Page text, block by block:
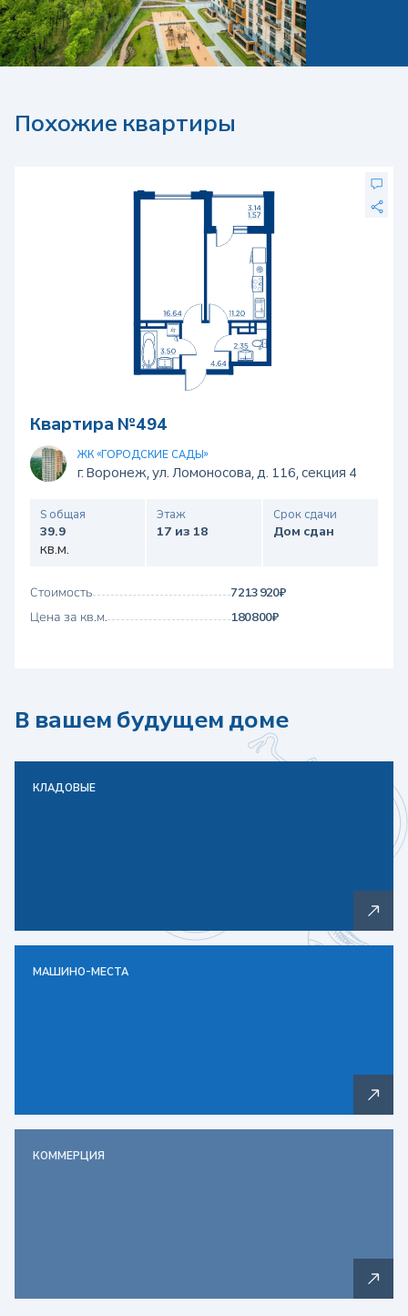
Похожие квартиры
Квартира №494
ЖК «ГОРОДСКИЕ САДЫ»
г. Воронеж, ул. Ломоносова, д. 116, секция 4
S общая
39.9
кв.м.
Этаж
17 из 18
Срок сдачи
Дом сдан
Стоимость
7 213 920 ₽
Цена за кв.м.
180 800 ₽
В вашем будущем доме
КЛАДОВЫЕ
МАШИНО-МЕСТА
КОММЕРЦИЯ